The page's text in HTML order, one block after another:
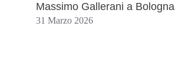
Massimo Gallerani a Bologna
31 Marzo 2026